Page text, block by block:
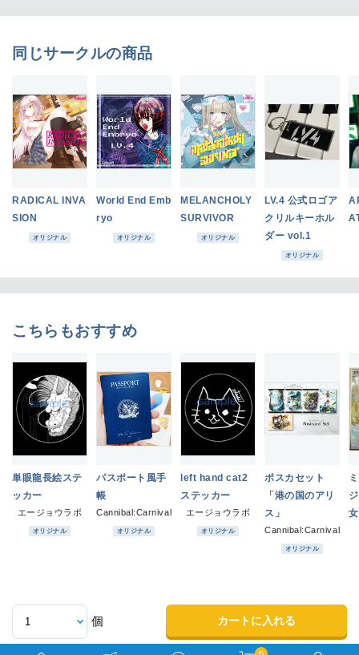
同じサークルの商品
RADICAL INVA
SION
オリジナル
World End Emb
ryo
オリジナル
MELANCHOLY
SURVIVOR
オリジナル
LV.4 公式ロゴア
クリルキーホル
ダー vol.1
オリジナル
こちらもおすすめ
単眼龍長絵ステ
ッカー
エージョウラボ
オリジナル
パスポート風手
帳
Cannibal:Carnival
オリジナル
left hand cat2
ステッカー
エージョウラボ
オリジナル
ポスカセット
「港の国のアリ
ス」
Cannibal:Carnival
オリジナル
個 カートに入れる